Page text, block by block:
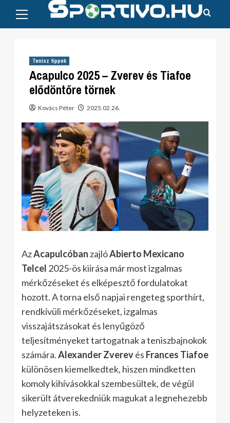
content
Menu
Tenisz tippek
Acapulco 2025 – Zverev és Tiafoe
elődöntőre törnek
Kovács Péter 2025.02.26.
AzAcapulcóbanzajlóAbierto Mexicano
Telcel 2025-ös kiírása már most izgalmas
mérkőzéseket és elképesztő fordulatokat
hozott. A torna első napjai rengeteg sporthírt,
rendkívüli mérkőzéseket, izgalmas
visszajátszásokat és lenyűgöző
teljesítményeket tartogatnak a teniszbajnokok
számára.Alexander Zverevés Frances Tiafoe
különösen kiemelkedtek, hiszen mindketten
komoly kihívásokkal szembesültek, de végül
sikerült átverekedniük magukat a legnehezebb
helyzeteken is.